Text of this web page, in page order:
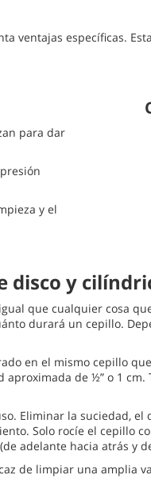
ventajas específicas.
para dar
y el
disco y
que cualquier cosa
durará un cepillo.
en el mismo cepillo
de ½” o 1
Eliminar la suciedad,
Solo rocíe el cepillo
adelante hacia atrás y
de limpiar una amplia